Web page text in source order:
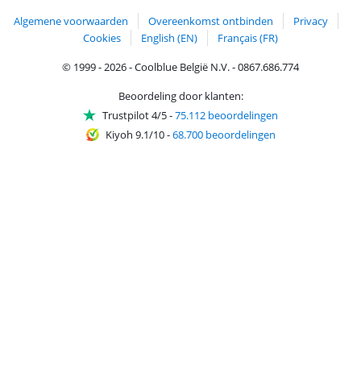
Algemene voorwaarden Overeenkomst ontbinden
Privacy
Cookies
English (EN)
Français (FR)
© 1999 - 2026 - Coolblue België N.V. - 0867.686.774
Beoordeling door klanten:
Trustpilot 4/5-75.112 beoordelingen
Kiyoh 9.1/10-68.700 beoordelingen